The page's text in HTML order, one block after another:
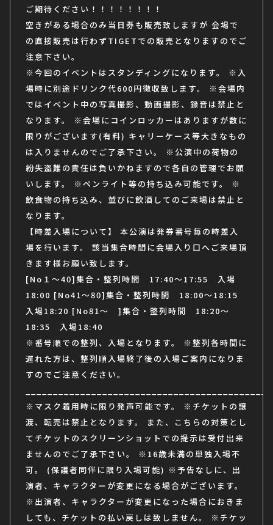
ご期待ください！！！！！！！！
空きがある場合のみ当日券も販売致しますが 会場で
の直接販売は行わずTIGETでの販売となりますのでご
注意下さい。
※今回のイベントはスタンディングになります。
※入
場時に別途ドリンク代600円徴収致します。
※会場内
ではイベント中の写真撮影、動画撮影、録音は禁止と
なります。
※会場にコインロッカーはありますが数に
限りがございます(有料) キャリーケース等大きなもの
は入りませんのでご了承下さい。
※公演中の荷物の
紛失盗難の責任は負いかねますので各自の管理でお願
いします。
※ペンライト等の持ち込み可能です。
※
飲食物の持ち込み、並びに飲酒してのご来場は禁止と
なります。
【時差入場について】
本公演は発券番号毎の時差入
場を行います。
該当集合時間に会場入り口へご来場頂
きます様お願い致します。
[No１～40]集合・整列時間 17:40～17:55 入場
18:00 [No41～80]集合・整列時間 18:00～18:15
入場18:20 [No81～ ]集合・整列時間 18:20～
18:35 入場18:40
※番号順での整列、入場となります。
※整列各時間に
遅れた方は、整列順入場終了後の入場ご案内になりま
すのでご注意ください。
※マスク着用時に限り発声可能です。
※チケットの譲
渡、転売は禁止となります。
また、こちらの対策とし
てチケットのスクリーンショットでの提示は受付出来
ませんのでご了承下さい。
※16歳未満の単独入場不
可。
(保護者同伴に限り入場可能) ※予告なしに、出
演者、キャラクターが変更になる場合がございます。
※出演者、キャラクターが変更になった場合におきま
しても、チケットの払い戻しは致しません。
※チケッ